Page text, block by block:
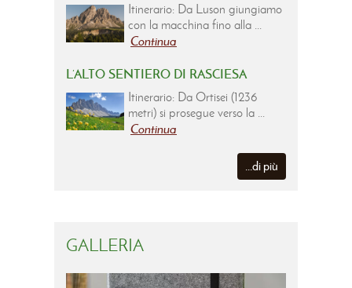
Itinerario: Da Luson giungiamo
con la macchina fino alla ...
Continua
L’ALTO SENTIERO DI RASCIESA
Itinerario: Da Ortisei (1236
metri) si prosegue verso la ...
Continua
...di più
GALLERIA